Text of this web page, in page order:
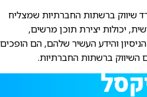
שיווק ברשתות החברתיות שמצליח
יכולות יצירת תוכן מרשים,
והידע העשיר שלהם, הם הופכים
השיווק ברשתות החברתיות.